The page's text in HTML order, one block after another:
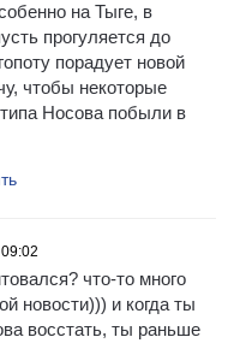
на Тыге, в
прогуляется до
порадует новой
чтобы некоторые
Носова побыли в
что-то много
новости))) и когда ты
восстать, ты раньше